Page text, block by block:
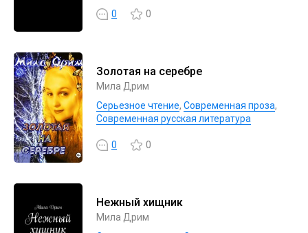
0 0
Золотая на серебре
Мила Дрим
Серьезное чтение, Современная проза,
Современная русская литература
0 0
Нежный хищник
Мила Дрим